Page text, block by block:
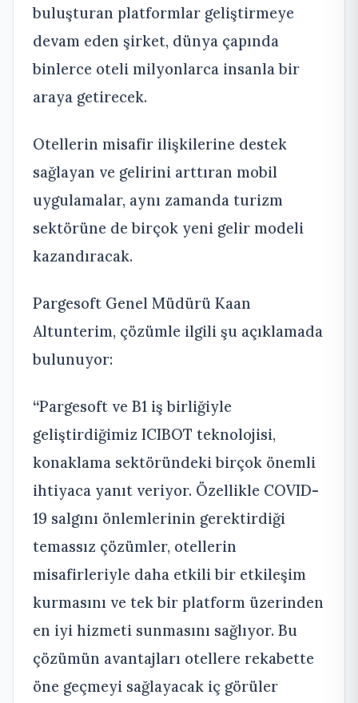
buluşturan platformlar geliştirmeye
devam eden şirket, dünya çapında
binlerce oteli milyonlarca insanla bir
araya getirecek.
Otellerin misafir ilişkilerine destek
sağlayan ve gelirini arttıran mobil
uygulamalar, aynı zamanda turizm
sektörüne de birçok yeni gelir modeli
kazandıracak.
Pargesoft Genel Müdürü Kaan
Altunterim, çözümle ilgili şu açıklamada
bulunuyor:
“Pargesoft ve B1 iş birliğiyle
geliştirdiğimiz ICIBOT teknolojisi,
konaklama sektöründeki birçok önemli
ihtiyaca yanıt veriyor. Özellikle COVID-
19 salgını önlemlerinin gerektirdiği
temassız çözümler, otellerin
misafirleriyle daha etkili bir etkileşim
kurmasını ve tek bir platform üzerinden
en iyi hizmeti sunmasını sağlıyor. Bu
çözümün avantajları otellere rekabette
öne geçmeyi sağlayacak iç görüler